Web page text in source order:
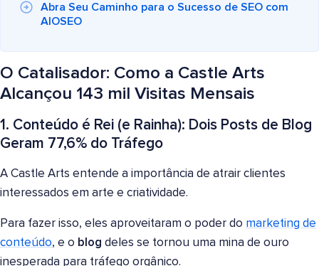
Abra Seu Caminho para o Sucesso de SEO com
AIOSEO
O Catalisador: Como a Castle Arts
Alcançou 143 mil Visitas Mensais
1. Conteúdo é Rei (e Rainha): Dois Posts de Blog
Geram 77,6% do Tráfego
A Castle Arts entende a importância de atrair clientes
interessados em arte e criatividade.
Para fazer isso, eles aproveitaram o poder do marketing de
conteúdo, e o blog deles se tornou uma mina de ouro
inesperada para tráfego orgânico.